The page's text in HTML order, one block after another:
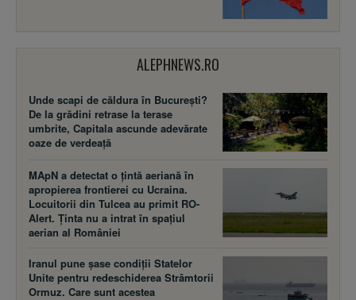
ALEPHNEWS.RO
Unde scapi de căldura în București?
De la grădini retrase la terase
umbrite, Capitala ascunde adevărate
oaze de verdeață
MApN a detectat o țintă aeriană în
apropierea frontierei cu Ucraina.
Locuitorii din Tulcea au primit RO-
Alert. Ținta nu a intrat în spațiul
aerian al României
Iranul pune șase condiții Statelor
Unite pentru redeschiderea Strâmtorii
Ormuz. Care sunt acestea